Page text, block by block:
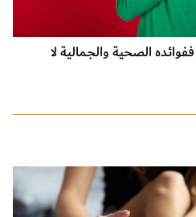
الصحية والجمالية لا